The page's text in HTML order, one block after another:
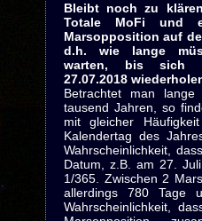
Bleibt noch zu
Totale MoFi und
Marsopposition auf
d.h. wie lange
warten, bis sich
27.07.2018
Betrachtet man
tausend Jahren, so
mit gleicher
Kalendertag des
Wahrscheinlichkeit,
Datum, z.B. am 27.
1/365. Zwischen 2
allerdings 780 Tage
Wahrscheinlichkeit,